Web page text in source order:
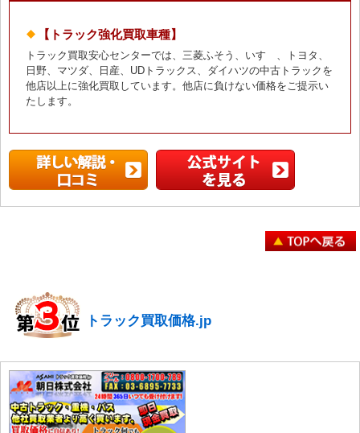
【トラック強化買取車種】
トラック買取安心センターでは、三菱ふそう、いすゞ、トヨタ、
日野、マツダ、日産、UDトラックス、ダイハツの中古トラックを
他店以上に強化買取しています。他店に負けない価格をご提示い
たします。
トラック買取価格.jp